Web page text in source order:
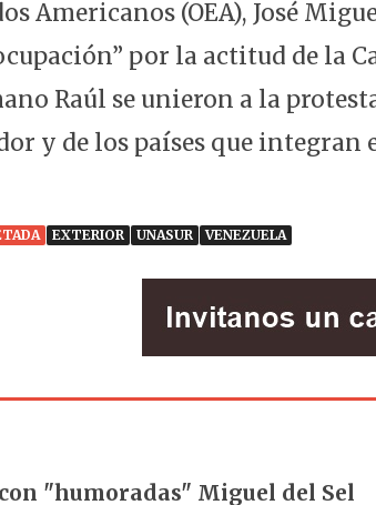
Americanos (OEA), José
por la actitud de la
Raúl se unieron a la
y de los países que integran
EXTERIOR UNASUR VENEZUELA
"humoradas" Miguel del Sel